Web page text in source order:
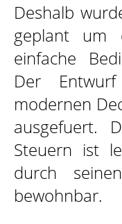
Deshalb
geplant um
einfache
Der
modernen
ausgefuert.
Steuern ist
durch
bewohnbar.